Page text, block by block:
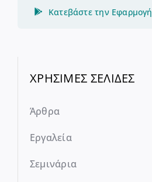
Κατεβάστε την Εφαρμογή
ΧΡΗΣΙΜΕΣ ΣΕΛΙΔΕΣ
Άρθρα
Εργαλεία
Σεμινάρια